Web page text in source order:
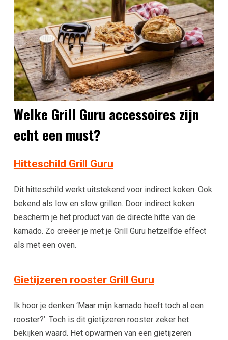
Welke Grill Guru accessoires zijn
echt een must?
Hitteschild Grill Guru
Dit hitteschild werkt uitstekend voor indirect koken. Ook
bekend als low en slow grillen. Door indirect koken
bescherm je het product van de directe hitte van de
kamado. Zo creëer je met je Grill Guru hetzelfde effect
als met een oven.
Gietijzeren rooster Grill Guru
Ik hoor je denken ‘Maar mijn kamado heeft toch al een
rooster?’. Toch is dit gietijzeren rooster zeker het
bekijken waard. Het opwarmen van een gietijzeren